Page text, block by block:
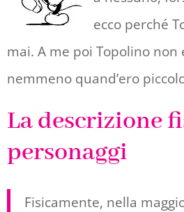
ecco perché
mai. A me poi Topolino non
nemmeno quand’ero
La descrizione
personaggi
Fisicamente, nella